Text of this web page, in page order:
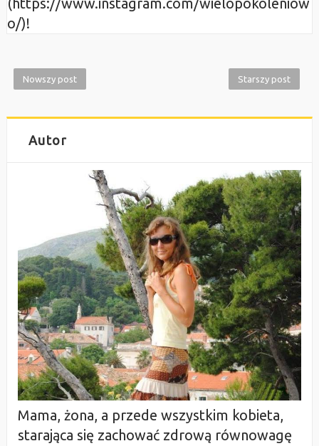
o/)!
Nowszy post Starszy post
Autor
Mama, żona, a przede wszystkim kobieta,
starająca się zachować zdrową równowagę